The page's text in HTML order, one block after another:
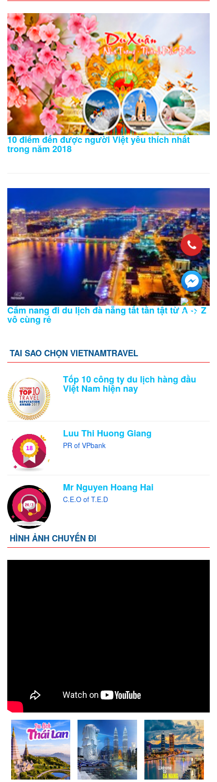
10 điểm đến được người Việt yêu thích nhất
trong năm 2018
Cẩm nang đi du lịch đà nẵng tất tần tật từ A -> Z
vô cùng rẻ
TAI SAO CHỌN VIETNAMTRAVEL
Tốp 10 công ty du lịch hàng đầu
Việt Nam hiện nay
Luu Thi Huong Giang
PR of VPbank
Mr Nguyen Hoang Hai
C.E.O of T.E.D
HÌNH ẢNH CHUYẾN ĐI